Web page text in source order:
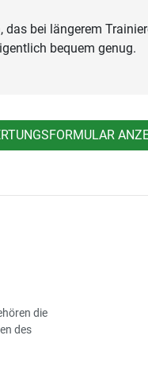
das bei längerem
bequem genug.
die
des